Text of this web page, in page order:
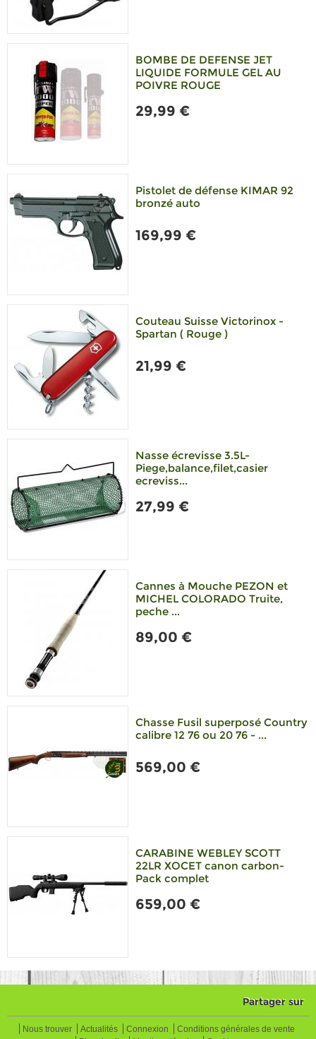
BOMBE DE DEFENSE JET
LIQUIDE FORMULE GEL AU
POIVRE ROUGE
29,99 €
Pistolet de défense KIMAR 92
bronzé auto
169,99 €
Couteau Suisse Victorinox -
Spartan ( Rouge )
21,99 €
Nasse écrevisse 3.5L-
Piege,balance,filet,casier
ecreviss...
27,99 €
Cannes à Mouche PEZON et
MICHEL COLORADO Truite,
peche ...
89,00 €
Chasse Fusil superposé Country
calibre 12 76 ou 20 76 - ...
569,00 €
CARABINE WEBLEY SCOTT
22LR XOCET canon carbon-
Pack complet
659,00 €
Partager sur
Nous trouver Actualités Connexion
Conditions générales de vente